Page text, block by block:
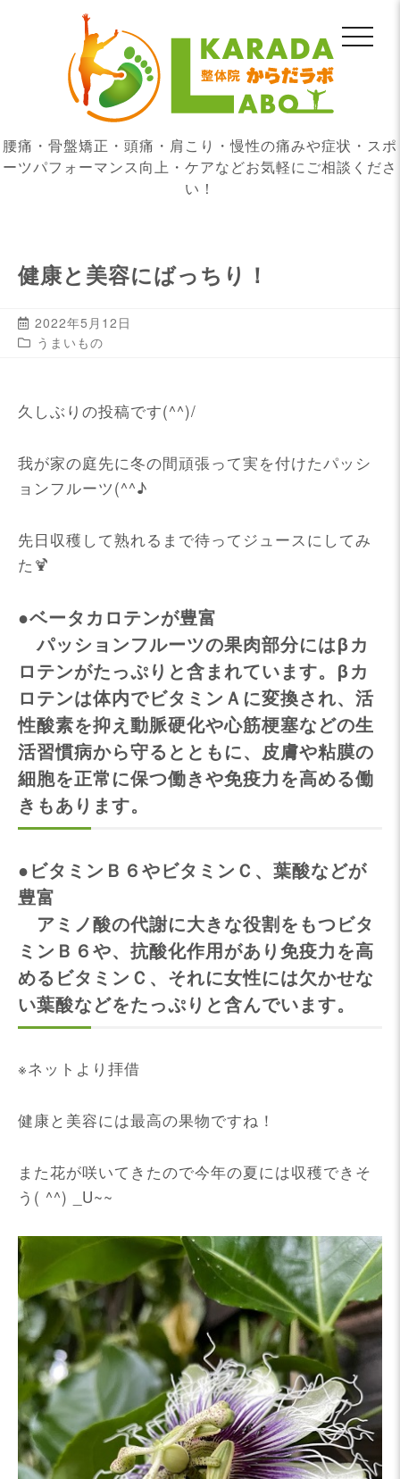
腰痛・骨盤矯正・頭痛・肩こり・慢性の痛みや症状・スポ
ーツパフォーマンス向上・ケアなどお気軽にご相談くださ
い！
健康と美容にばっちり！
2022年5月12日
うまいもの
久しぶりの投稿です(^^)/
我が家の庭先に冬の間頑張って実を付けたパッシ
ョンフルーツ(^^♪
先日収穫して熟れるまで待ってジュースにしてみ
た🍹
●ベータカロテンが豊富
パッションフルーツの果肉部分にはβカ
ロテンがたっぷりと含まれています。βカ
ロテンは体内でビタミンＡに変換され、活
性酸素を抑え動脈硬化や心筋梗塞などの生
活習慣病から守るとともに、皮膚や粘膜の
細胞を正常に保つ働きや免疫力を高める働
きもあります。
●ビタミンＢ６やビタミンＣ、葉酸などが
豊富
アミノ酸の代謝に大きな役割をもつビタ
ミンＢ６や、抗酸化作用があり免疫力を高
めるビタミンＣ、それに女性には欠かせな
い葉酸などをたっぷりと含んでいます。
※ネットより拝借
健康と美容には最高の果物ですね！
また花が咲いてきたので今年の夏には収穫できそ
う( ^^) _U~~